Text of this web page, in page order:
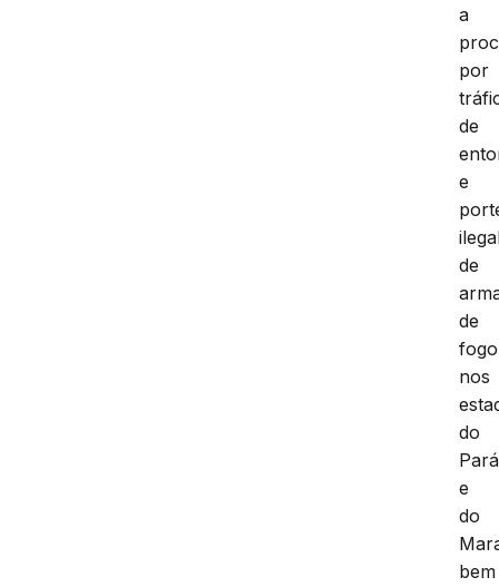
a
por
de
e
de
de
fogo
nos
do
Pará
e
do
bem